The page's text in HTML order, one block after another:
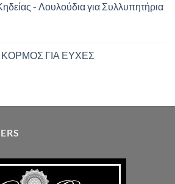
- Λουλούδια για Συλλυπητήρια
ΚΟΡΜΟΣ ΓΙΑ ΕΥΧΕΣ